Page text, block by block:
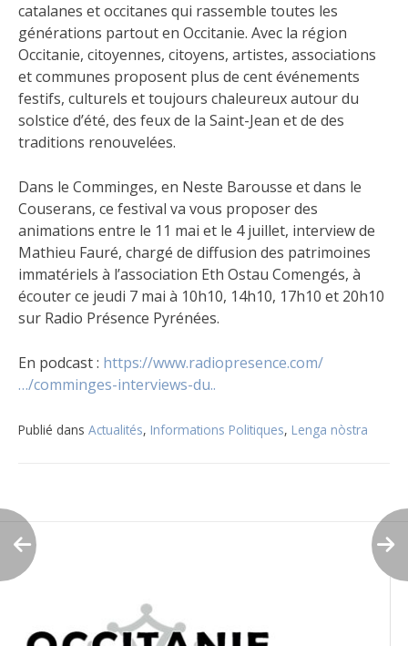
catalanes et occitanes qui rassemble toutes les
générations partout en Occitanie. Avec la région
Occitanie, citoyennes, citoyens, artistes, associations
et communes proposent plus de cent événements
festifs, culturels et toujours chaleureux autour du
solstice d’été, des feux de la Saint-Jean et de des
traditions renouvelées.
Dans le Comminges, en Neste Barousse et dans le
Couserans, ce festival va vous proposer des
animations entre le 11 mai et le 4 juillet, interview de
Mathieu Fauré, chargé de diffusion des patrimoines
immatériels à l’association Eth Ostau Comengés, à
écouter ce jeudi 7 mai à 10h10, 14h10, 17h10 et 20h10
sur Radio Présence Pyrénées.
En podcast : https://www.radiopresence.com/
…/comminges-interviews-du..
Publié dans Actualités, Informations Politiques, Lenga nòstra
de
l’article